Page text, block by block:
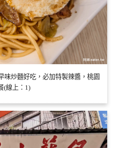
味炒麵好吃，必加特製辣醬，桃園
(線上：1)